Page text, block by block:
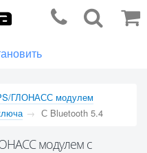
ГЛОНАСС модулем
С Bluetooth 5.4
модулем с